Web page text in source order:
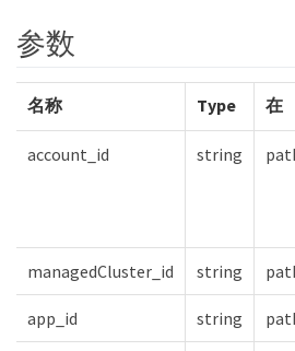
参数
名称 Type 在
account_id string
managedCluster_id string
app_id string